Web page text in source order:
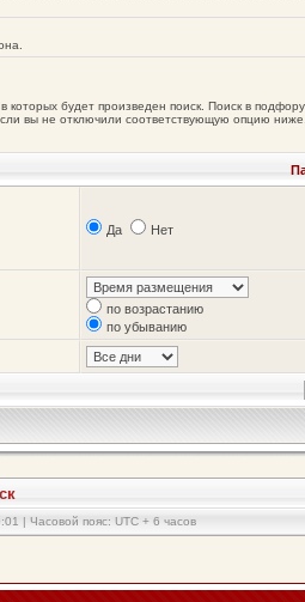
будет произведен поиск. Поиск в
вы не отключили соответствующую опцию
Да Нет
по возрастанию
по убыванию
| Часовой пояс: UTC + 6 часов